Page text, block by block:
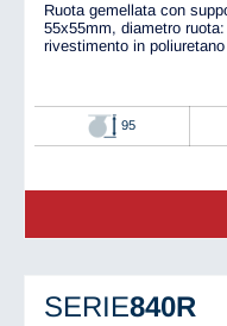
Ruota gemellata con
55x55mm, diametro
rivestimento in
95
SERIE840R